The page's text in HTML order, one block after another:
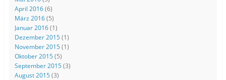
April 2016(6)
März 2016(5)
Januar 2016(1)
Dezember 2015(1)
November 2015(1)
Oktober 2015(5)
September 2015(3)
August 2015(3)